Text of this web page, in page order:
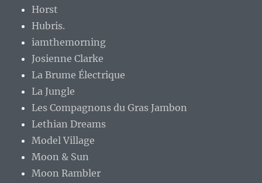
Horst
Hubris.
iamthemorning
Josienne Clarke
La Brume Électrique
La Jungle
Les Compagnons du Gras Jambon
Lethian Dreams
Model Village
Moon & Sun
Moon Rambler